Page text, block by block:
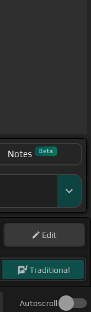
Notes Beta
Edit
Traditional
Autoscroll